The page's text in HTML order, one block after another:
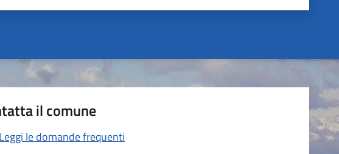
il comune
le domande frequenti